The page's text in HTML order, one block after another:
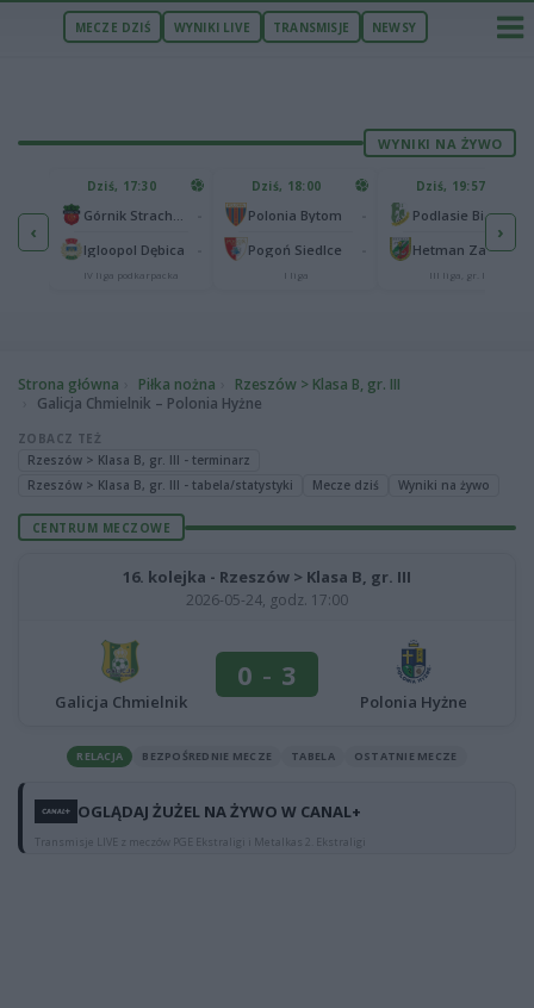
MECZE DZIŚ WYNIKI LIVE TRANSMISJE NEWSY
WYNIKI NA ŻYWO
‹
65
25
Dziś, 17:30
Igloopol Dębica
IV liga podkarpacka
Dziś, 18:00
Polonia Bytom
Pogoń Siedlce
I liga
Dziś, 19:57
Podlasie Biała Podlaska
Hetman Zamość
III liga, gr. IV
›
Strona główna Piłka nożna
Rzeszów > Klasa B, gr. III
Galicja Chmielnik – Polonia Hyżne
ZOBACZ TEŻ
Rzeszów > Klasa B, gr. III - terminarz
Rzeszów > Klasa B, gr. III - tabela/statystyki
Mecze dziś Wyniki na żywo
CENTRUM MECZOWE
16. kolejka - Rzeszów > Klasa B, gr. III
2026-05-24, godz. 17:00
Galicja Chmielnik
0 - 3
Polonia Hyżne
RELACJA BEZPOŚREDNIE MECZE TABELA OSTATNIE MECZE
OGLĄDAJ ŻUŻEL NA ŻYWO W CANAL+
Transmisje LIVE z meczów PGE Ekstraligi i Metalkas 2. Ekstraligi